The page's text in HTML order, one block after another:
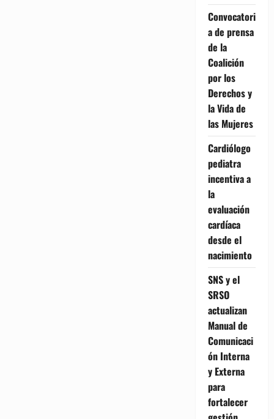
Convocatori
a de prensa
de la
Coalición
por los
Derechos y
la Vida de
las Mujeres
Cardiólogo
pediatra
incentiva a
la
evaluación
cardíaca
desde el
nacimiento
SNS y el
SRSO
actualizan
Manual de
Comunicaci
ón Interna
y Externa
para
fortalecer